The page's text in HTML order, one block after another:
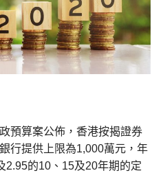
預算案公佈，香港按揭證券
行提供上限為1,000萬元，年
2.95的10、15及20年期的定